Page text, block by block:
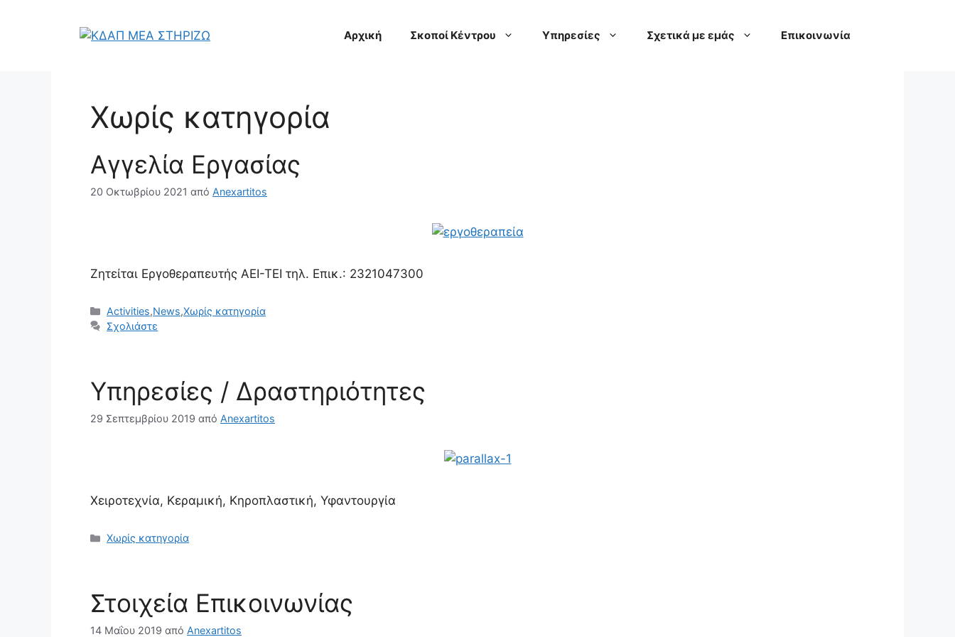
Αρχική Σκοποί Κέντρου Υπηρεσίες Σχετικά με εμάς Επικοινωνία
Χωρίς κατηγορία
Αγγελία Εργασίας
20 Οκτωβρίου 2021 από Anexartitos
Ζητείται Εργοθεραπευτής ΑΕΙ-ΤΕΙ τηλ. Επικ.: 2321047300
Κατηγορίες
Activities,News,Χωρίς κατηγορία
Σχολιάστε
Υπηρεσίες / Δραστηριότητες
29 Σεπτεμβρίου 2019 από Anexartitos
Χειροτεχνία, Κεραμική, Κηροπλαστική, Υφαντουργία
Κατηγορίες
Χωρίς κατηγορία
Στοιχεία Επικοινωνίας
14 Μαΐου 2019 από Anexartitos